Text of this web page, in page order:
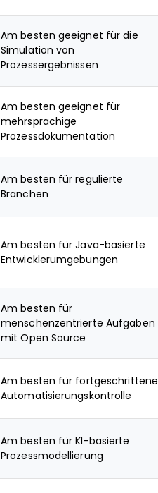
Am besten geeignet für die
Simulation von
Prozessergebnissen
Am besten geeignet für
mehrsprachige
Prozessdokumentation
Am besten für regulierte
Branchen
Am besten für Java-basierte
Entwicklerumgebungen
Am besten für
menschenzentrierte Aufgaben
mit Open Source
Am besten für fortgeschrittene
Automatisierungskontrolle
Am besten für KI-basierte
Prozessmodellierung